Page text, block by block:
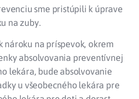
sme pristúpili k úprave
na zuby.
nároku na príspevok, okrem
absolvovania preventívnej
lekára, bude absolvovanie
u všeobecného lekára pre